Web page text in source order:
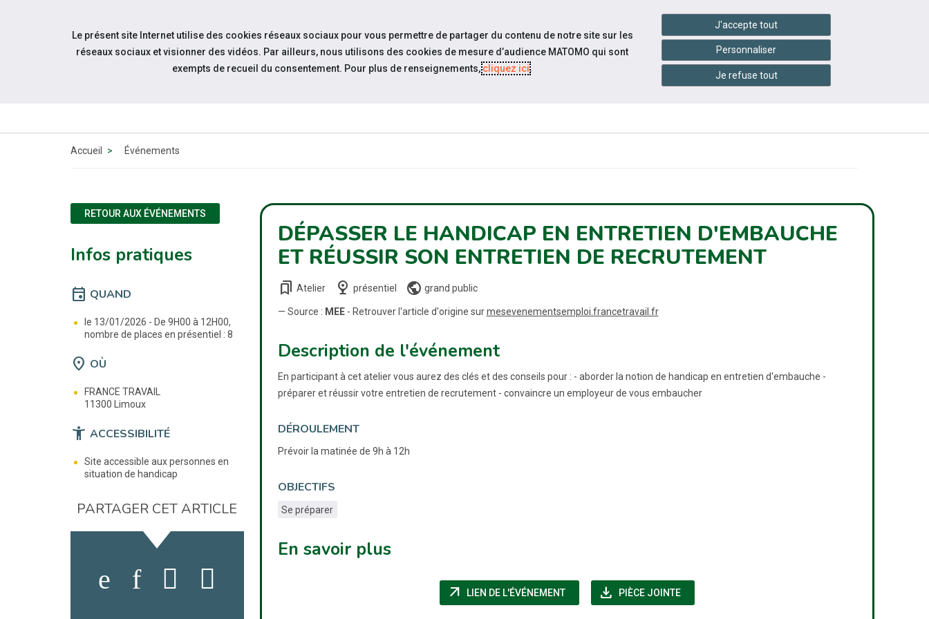
Aller au contenu
Accessibilité handshake Services en ligne
QUI
ESPACE
ESPACE
PRATIQUES
CONTACTEZ-
NOUS
ÉVÉNEMENTS
Accueil Événements
DÉPASSER LE HANDICAP EN ENTRETIEN D'EMBAUCHE
ET RÉUSSIR SON ENTRETIEN DE RECRUTEMENT
bookmarks Atelier nest_cam_indoor présentiel public grand public
— Source : MEE- Retrouver l'article d'origine surmesevenementsemploi.francetravail.fr
Description de l'événement
En participant à cet atelier vous aurez des clés et des conseils pour : - aborder la notion de handicap en entretien d'embauche -
préparer et réussir votre entretien de recrutement - convaincre un employeur de vous embaucher
DÉROULEMENT
Prévoir la matinée de 9h à 12h
OBJECTIFS
Se préparer
En savoir plus
arrow_outward LIEN DE L'ÉVÉNEMENT(NOUVELLE FENÊTRE)
download PIÈCE JOINTE(NOUVELLE FENÊTRE)
RETOUR AUX ÉVÉNEMENTS
Infos pratiques
event QUAND
le 13/01/2026 - De 9H00 à 12H00,
nombre de places en présentiel : 8
location_on OÙ
FRANCE TRAVAIL
11300 Limoux
accessibility_new ACCESSIBILITÉ
Site accessible aux personnes en
situation de handicap
PARTAGER CET ARTICLE
Le présent site Internet utilise des cookies réseaux sociaux pour vous permettre de partager du contenu de notre site sur les
réseaux sociaux et visionner des vidéos. Par ailleurs, nous utilisons des cookies de mesure d’audience MATOMO qui sont
exempts de recueil du consentement. Pour plus de renseignements,cliquez ici.
J'accepte tout
Personnaliser
Je refuse tout